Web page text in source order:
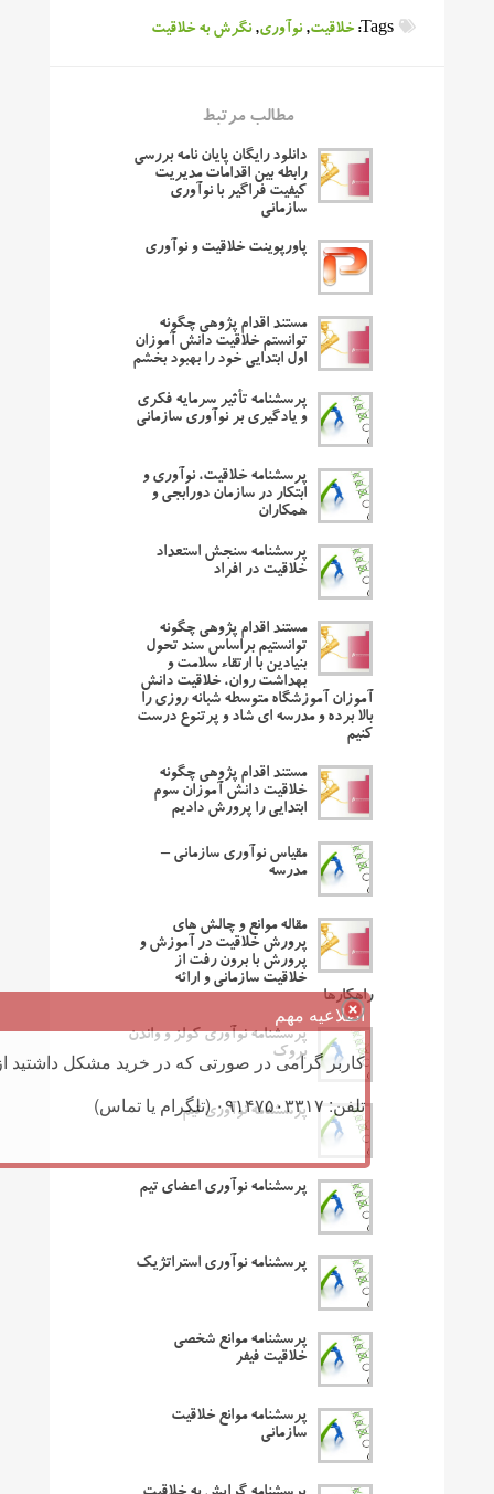
Tags: خلاقیت,نوآوری,نگرش به خلاقیت
مطالب مرتبط
دانلود رایگان پایان نامه بررسی
رابطه بین اقدامات مدیریت
کیفیت فراگیر با نوآوری
سازمانی
پاورپوینت خلاقیت و نوآوری
مستند اقدام پژوهی چگونه
توانستم خلاقیت دانش آموزان
اول ابتدایی خود را بهبود بخشم
پرسشنامه تأثیر سرمایه فکری
و یادگیری بر نوآوری سازمانی
پرسشنامه خلاقیت، نوآوری و
ابتکار در سازمان دورابجی و
همکاران
پرسشنامه سنجش استعداد
خلاقیت در افراد
مستند اقدام پژوهی چگونه
توانستیم براساس سند تحول
بنیادین با ارتقاء سلامت و
بهداشت روان، خلاقیت دانش
آموزان آموزشگاه متوسطه شبانه روزی را
بالا برده و مدرسه ای شاد و پرتنوع درست
کنیم
مستند اقدام پژوهی چگونه
خلاقیت دانش آموزان سوم
ابتدایی را پرورش دادیم
مقیاس نوآوری سازمانی –
مدرسه
مقاله موانع و چالش های
پرورش خلاقیت در آموزش و
پرورش با برون رفت از
خلاقیت سازمانی و ارائه
راهکارها
پرسشنامه نوآوری کولز و واندن
بروک
پرسشنامه نوآوری تیم
پرسشنامه نوآوری اعضای تیم
پرسشنامه نوآوری استراتژیک
پرسشنامه موانع شخصی
خلاقیت فیفر
پرسشنامه موانع خلاقیت
سازمانی
اطلاعیه مهم
کاربر گرامی در صورتی که در خرید مشکل داشتید
تلفن: ۰۹۱۴۷۵۰۳۳۱۷ (تلگرام یا تماس)